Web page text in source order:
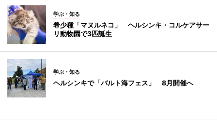
学ぶ・知る
希少種「マヌルネコ」 ヘルシンキ・コルケアサー
リ動物園で3匹誕生
学ぶ・知る
ヘルシンキで「バルト海フェス」 8月開催へ